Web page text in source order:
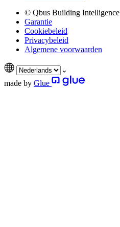
© Qbus Building Intelligence
Garantie
Cookiebeleid
Privacybeleid
Algemene voorwaarden
made by Glue